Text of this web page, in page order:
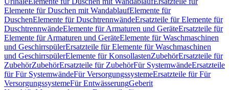
Elemente für Duschen mit WandablaufElemente für
DuschenElemente für DuschtrennwändeErsatzteile für Elemente für
DuschtrennwändeElemente für Armaturen und GeräteErsatzteile für
Elemente für Armaturen und GeräteElemente für Waschmaschinen
und GeschirrspülerErsatzteile für Elemente für Waschmaschinen
und GeschirrspülerElemente für KonsollastenZubehörErsatzteile für
ZubehörZubehörErsatzteile für ZubehörFür SystemwändeErsatzteile
für Für SystemwändeFür VersorgungssystemeErsatzteile für Für
VersorgungssystemeFür EntwässerungGeberit